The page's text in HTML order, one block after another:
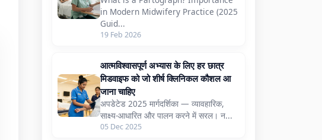
in Modern Midwifery Practice (2025
Guid...
19 Feb 2026
आत्मविश्वासपूर्ण अभ्यास के लिए हर छात्र
मिडवाइफ को जो शीर्ष क्लिनिकल कौशल आ
जाना चाहिए
अपडेटेड 2025 मार्गदर्शिका — व्यावहारिक,
साक्ष्य-आधारित और पालन करने में सरल। न...
05 Dec 2025